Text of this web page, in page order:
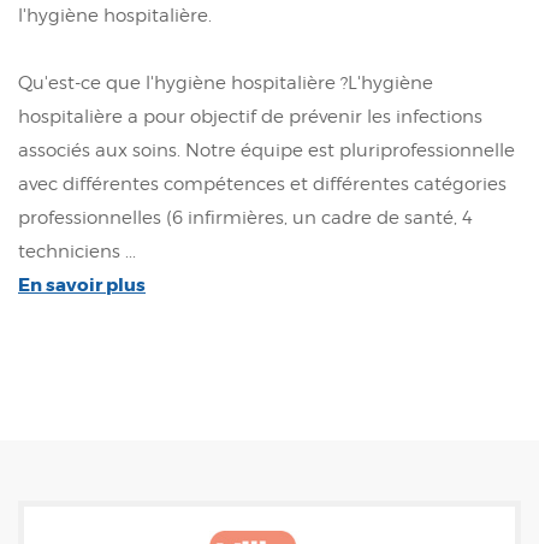
l'hygiène hospitalière.
Qu'est-ce que l'hygiène hospitalière ?L'hygiène
hospitalière a pour objectif de prévenir les infections
associés aux soins. Notre équipe est pluriprofessionnelle
avec différentes compétences et différentes catégories
professionnelles (6 infirmières, un cadre de santé, 4
techniciens ...
En savoir plus